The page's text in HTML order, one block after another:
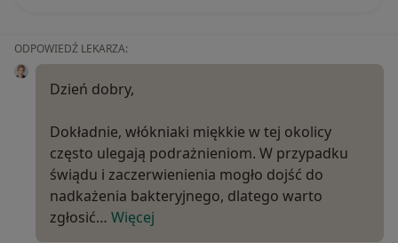
ODPOWIEDŹ LEKARZA:
Dzień dobry,
Dokładnie, włókniaki miękkie w tej okolicy
często ulegają podrażnieniom. W przypadku
świądu i zaczerwienienia mogło dojść do
nadkażenia bakteryjnego, dlatego warto
zgłosić… Więcej